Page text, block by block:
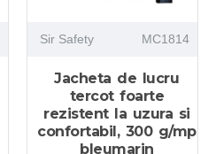
Sir Safety MC1814
Jacheta de lucru
tercot foarte
rezistent la uzura si
confortabil, 300 g/mp
bleumarin